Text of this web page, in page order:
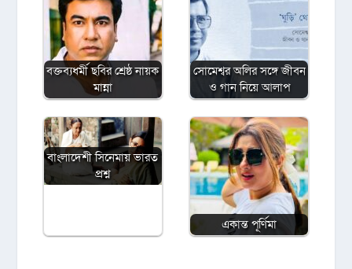
বক্তব্যধর্মী ছবির শ্রেষ্ঠ নায়ক
মান্না
সোমেশ্বর অলির সঙ্গে জীবন
ও গান নিয়ে আলাপ
বাংলাদেশী সিনেমায় ভারত
প্রশ্ন
একান্ত পূর্ণিমা